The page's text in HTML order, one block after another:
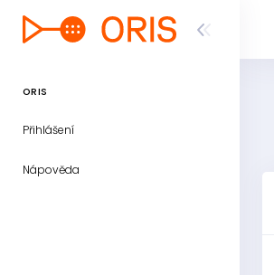
ORIS
Přihlášení
Nápověda